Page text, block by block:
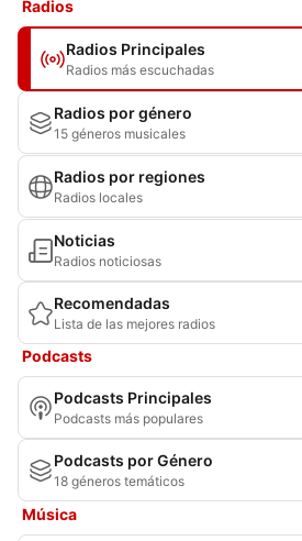
Radios
Radios Principales
Radios más escuchadas
Radios por género
15 géneros musicales
Radios por regiones
Radios locales
Noticias
Radios noticiosas
Recomendadas
Lista de las mejores radios
Podcasts
Podcasts Principales
Podcasts más populares
Podcasts por Género
18 géneros temáticos
Música